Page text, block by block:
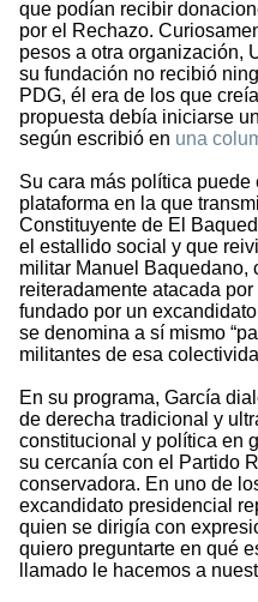
que podían recibir
por el Rechazo.
pesos a otra organización,
su fundación no recibió
PDG, él era de los que
propuesta debía iniciarse
según escribió en una
Su cara más política puede
plataforma en la que
Constituyente de El
el estallido social y que
militar Manuel Baquedano,
reiteradamente atacada
fundado por un
se denomina a sí mismo
militantes de esa
En su programa, García
de derecha tradicional y
constitucional y política en
su cercanía con el Partido
conservadora. En uno de
excandidato presidencial
quien se dirigía con
quiero preguntarte en qué
llamado le hacemos a